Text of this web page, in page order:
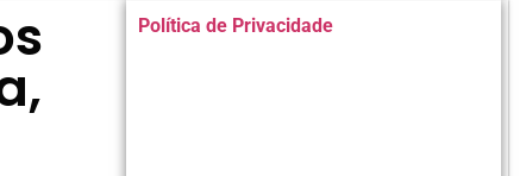
Política de Privacidade